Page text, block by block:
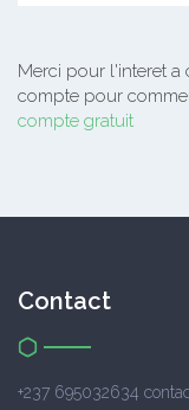
Merci pour l'interet a
compte pour
compte gratuit
Contact
+237 695032634